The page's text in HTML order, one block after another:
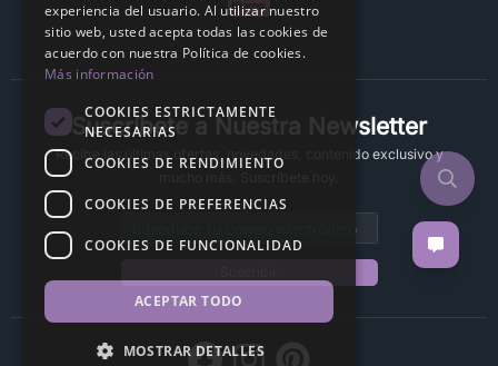
Suscríbete a Nuestra Newsletter
Recibe las últimas ofertas, novedades, contenido exclusivo y
experiencia del usuario. Al utilizar nuestro
sitio web, usted acepta todas las cookies de
acuerdo con nuestra Política de cookies.
Más información
COOKIES ESTRICTAMENTE
NECESARIAS
COOKIES DE RENDIMIENTO
COOKIES DE PREFERENCIAS
COOKIES DE FUNCIONALIDAD
ACEPTAR TODO
MOSTRAR DETALLES